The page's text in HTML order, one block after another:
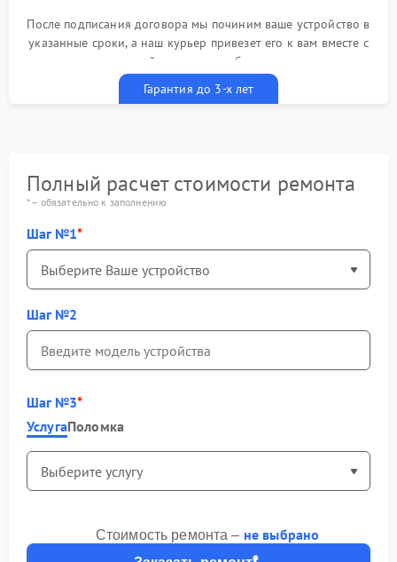
После подписания договора мы починим ваше устройство в
указанные сроки, а наш курьер привезет его к вам вместе с
гарантийным талоном бесплатно
Гарантия до 3-х лет
Полный расчет стоимости ремонта
* – обязательно к заполнению
Шаг №1
Шаг №2
Шаг №3
УслугаПоломка
Стоимость ремонта – не выбрано